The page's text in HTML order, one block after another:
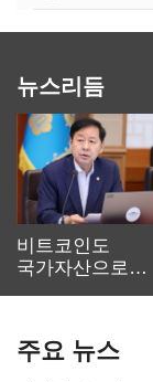
뉴스리듬
비트코인도
국가자산으로…'
주요 뉴스